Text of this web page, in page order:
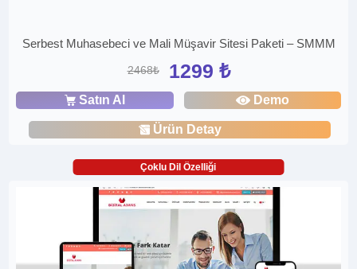
Serbest Muhasebeci ve Mali Müşavir Sitesi Paketi – SMMM
2468₺ 1299 ₺
Satın Al Demo
Ürün Detay
Çoklu Dil Özelliği